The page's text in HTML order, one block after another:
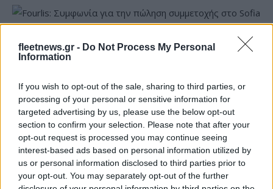
fleetnews.gr - Do Not Process My Personal
Information
If you wish to opt-out of the sale, sharing to third parties, or
processing of your personal or sensitive information for
targeted advertising by us, please use the below opt-out
section to confirm your selection. Please note that after your
opt-out request is processed you may continue seeing
interest-based ads based on personal information utilized by
us or personal information disclosed to third parties prior to
your opt-out. You may separately opt-out of the further
Fourlis: Συμφωνία για την πώληση συμμετοχής στο Sofia
Χρηματιστήριο Αθηνών: